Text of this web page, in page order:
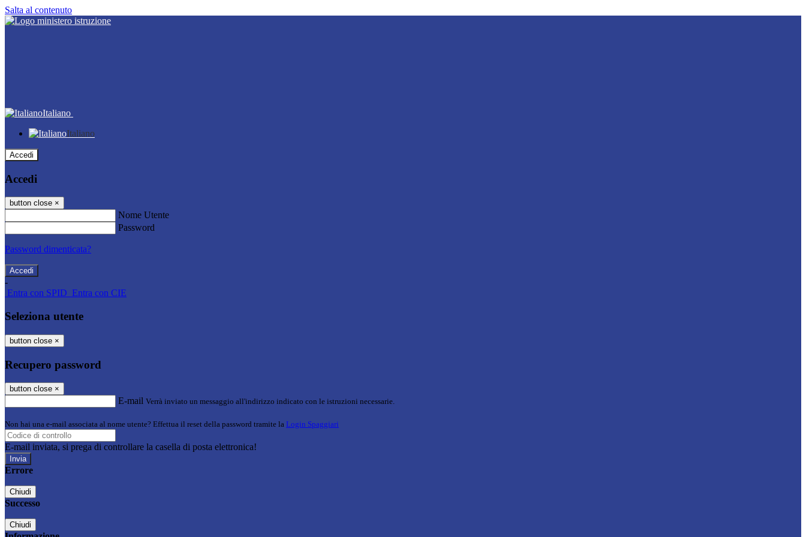
Salta al contenuto
Italiano
Italiano
Accedi
Accedi
button close ×
Nome Utente
Password
Password dimenticata?
-
Entra con SPID Entra con CIE
Seleziona utente
button close ×
Recupero password
button close ×
E-mail Verrà inviato un messaggio all'indirizzo indicato con le istruzioni necessarie.
Non hai una e-mail associata al nome utente? Effettua il reset della password tramite la Login Spaggiari
E-mail inviata, si prega di controllare la casella di posta elettronica!
Errore
Chiudi
Successo
Chiudi